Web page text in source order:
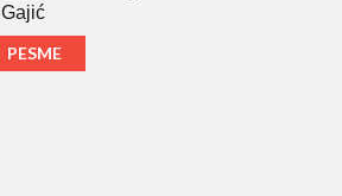
Gajić
PESME